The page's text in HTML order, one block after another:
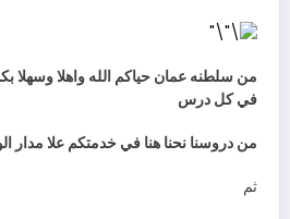
من سلطنه عمان حياكم الله واهلا وسهلا
في كل درس
من دروسنا نحنا هنا في خدمتكم علا مدار
ثم